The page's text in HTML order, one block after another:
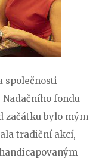
společnosti
fondu
začátku bylo mým
tradiční akcí,